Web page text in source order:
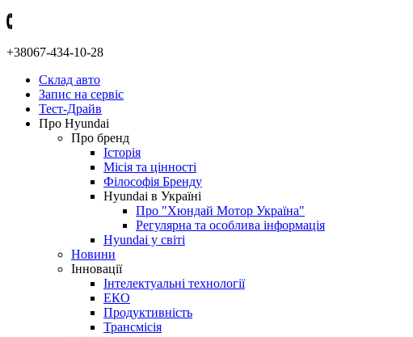
+38067-434-10-28
Склад авто
Запис на сервіс
Тест-Драйв
Про Hyundai
Про бренд
Історія
Місія та цінності
Філософія Бренду
Hyundai в Україні
Про "Хюндай Мотор Україна"
Регулярна та особлива інформація
Hyundai у світі
Новини
Інновації
Інтелектуальні технології
ЕКО
Продуктивність
Трансмісія